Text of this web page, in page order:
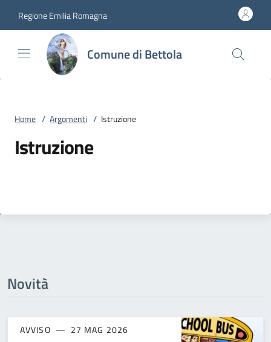
Regione Emilia Romagna
Comune di Bettola
Home / Argomenti / Istruzione
Istruzione
Novità
AVVISO 27 MAG 2026